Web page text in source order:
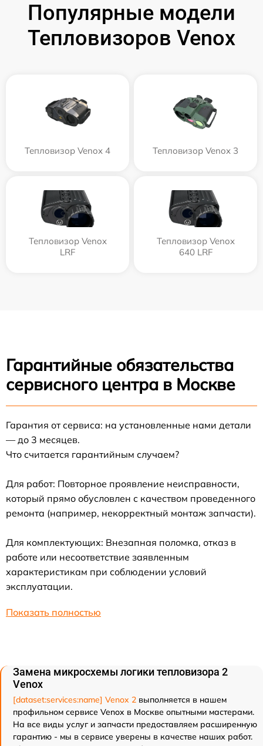
Популярные модели
Тепловизоров Venox
Тепловизор Venox 4 Тепловизор Venox 3
Тепловизор Venox
LRF
Тепловизор Venox
640 LRF
Гарантийные обязательства
сервисного центра в Москве
Гарантия от сервиса: на установленные нами детали
— до 3 месяцев.
Что считается гарантийным случаем?
Для работ: Повторное проявление неисправности,
который прямо обусловлен с качеством проведенного
ремонта (например, некорректный монтаж запчасти).
Для комплектующих: Внезапная поломка, отказ в
работе или несоответствие заявленным
характеристикам при соблюдении условий
эксплуатации.
Показать полностью
Замена микросхемы логики тепловизора 2
Venox
[dataset:services:name] Venox 2 выполняется в нашем
профильном сервисе Venox в Москве опытными мастерами.
На все виды услуг и запчасти предоставляем расширенную
гарантию - мы в сервисе уверены в качестве наших работ.